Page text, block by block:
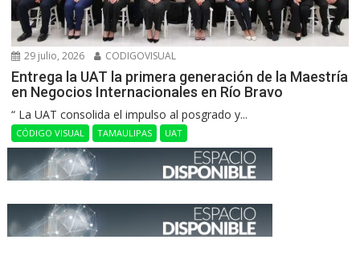
29 julio, 2026 CODIGOVISUAL
Entrega la UAT la primera generación de la Maestría
en Negocios Internacionales en Río Bravo
“ La UAT consolida el impulso al posgrado y...
CÓDIGO VISUAL TAMAULIPAS UAT